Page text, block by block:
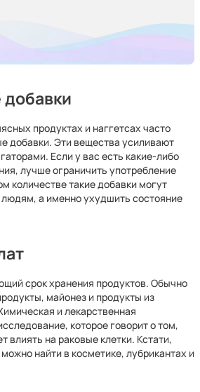
продуктах и наггетсах часто
добавки. Эти вещества усиливают
Если у вас есть какие-либо
лучше ограничить употребление
количестве такие добавки могут
а именно ухудшить состояние
срок хранения продуктов. Обычно
майонез и продукты из
и лекарственная
которое говорит о том,
влиять на раковые клетки. Кстати,
найти в косметике, лубрикантах и